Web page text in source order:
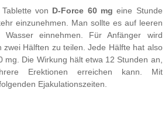
von D-Force 60 mg eine Stunde
einzunehmen. Man sollte es auf leeren
einnehmen. Für Anfänger wird
zwei Hälften zu teilen. Jede Hälfte hat also
mg. Die Wirkung hält etwa 12 Stunden an,
Erektionen erreichen kann. Mit
Ejakulationszeiten.